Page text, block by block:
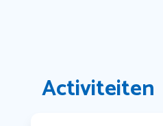
Activiteiten